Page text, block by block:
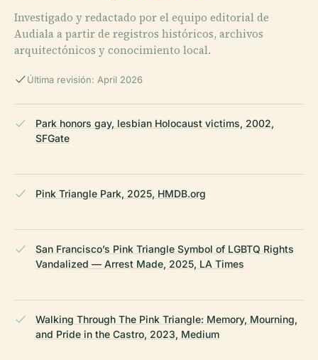
Investigado y redactado por el equipo editorial de
Audiala a partir de registros históricos, archivos
arquitectónicos y conocimiento local.
Última revisión: April 2026
Park honors gay, lesbian Holocaust victims, 2002,
SFGate
Pink Triangle Park, 2025, HMDB.org
San Francisco’s Pink Triangle Symbol of LGBTQ Rights
Vandalized — Arrest Made, 2025, LA Times
Walking Through The Pink Triangle: Memory, Mourning,
and Pride in the Castro, 2023, Medium